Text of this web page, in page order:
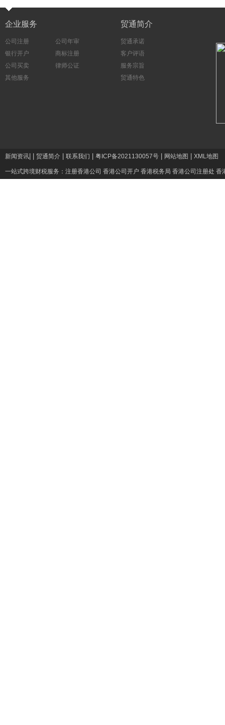
企业服务
公司注册
公司年审
银行开户
商标注册
公司买卖
律师公证
其他服务
贸通简介
贸通承诺
客户评语
服务宗旨
贸通特色
新闻资讯 贸通简介 联系我们 粤ICP备2021130057号 网站地图 XML地图
一站式跨境财税服务： 注册香港公司 香港公司开户 香港税务局 香港公司注册处 香